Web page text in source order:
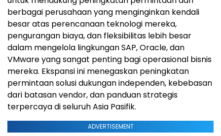
berbagai perusahaan yang menginginkan kendali
besar atas perencanaan teknologi mereka,
pengurangan biaya, dan fleksibilitas lebih besar
dalam mengelola lingkungan SAP, Oracle, dan
VMware yang sangat penting bagi operasional bisnis
mereka. Ekspansi ini menegaskan peningkatan
permintaan solusi dukungan independen, kebebasan
dari batasan vendor, dan panduan strategis
terpercaya di seluruh Asia Pasifik.
ADVERTISEMENT